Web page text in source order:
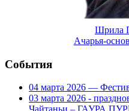
Шрила
Ачарья-
События
04 марта 2026 —
03 марта 2026 -